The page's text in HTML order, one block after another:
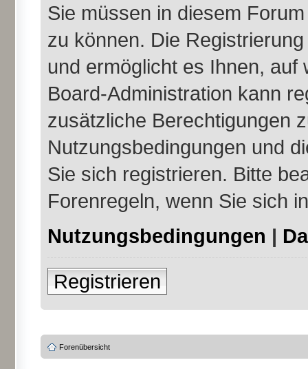
Sie müssen in diesem
zu können. Die
und ermöglicht es Ihnen,
Board-Administration kann
zusätzliche Berechtigungen
Nutzungsbedingungen und
Sie sich registrieren. Bitte
Forenregeln, wenn Sie sich
Nutzungsbedingungen |
Registrieren
Forenübersicht